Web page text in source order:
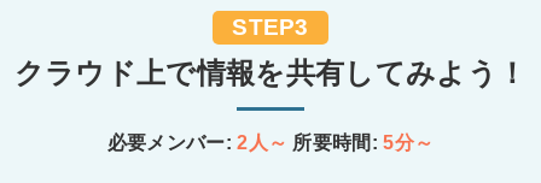
STEP3
クラウド上で情報を共有してみよう！
必要メンバー:2人～ 所要時間:5分～